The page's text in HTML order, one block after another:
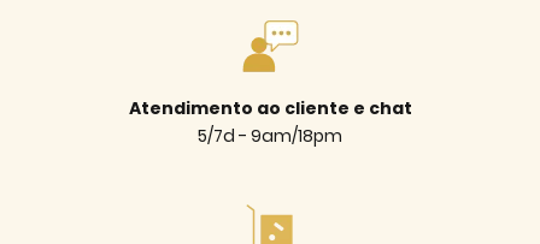
Atendimento ao cliente e chat
5/7d - 9am/18pm